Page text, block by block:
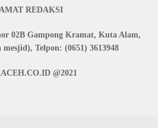
REDAKSI
02B Gampong Kramat, Kuta Alam,
mesjid), Telpon: (0651) 3613948
@2021